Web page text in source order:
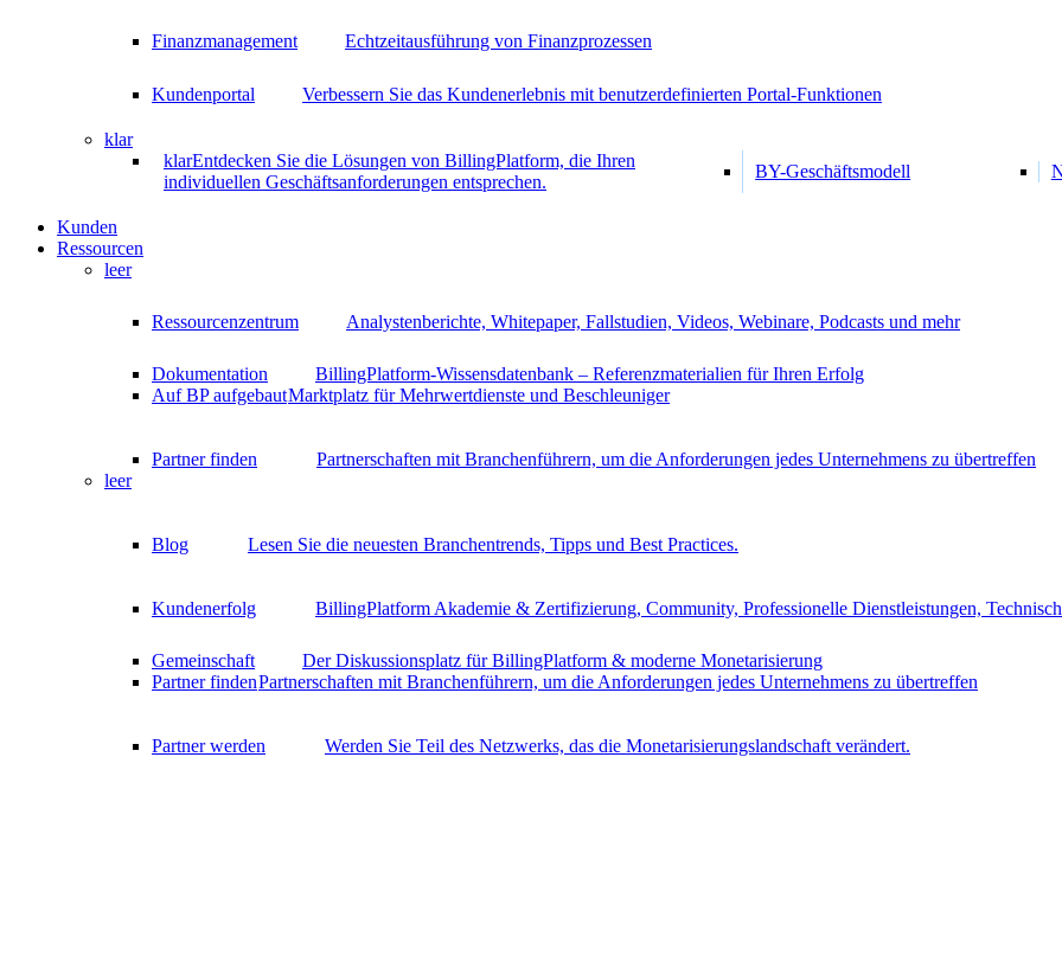
Finanzmanagement Echtzeitausführung von Finanzprozessen
Kundenportal Verbessern Sie das Kundenerlebnis mit benutzerdefinierten Portal-Funktionen
klar
klarEntdecken Sie die Lösungen von BillingPlatform, die Ihren
individuellen Geschäftsanforderungen entsprechen.
BY-Geschäftsmodell
Kunden
Ressourcen
leer
Ressourcenzentrum Analystenberichte, Whitepaper, Fallstudien, Videos, Webinare, Podcasts und mehr
Dokumentation
BillingPlatform-Wissensdatenbank – Referenzmaterialien für Ihren Erfolg
Auf BP aufgebautMarktplatz für Mehrwertdienste und Beschleuniger
Partner finden
Partnerschaften mit Branchenführern, um die Anforderungen jedes Unternehmens zu übertreffen
leer
Blog Lesen Sie die neuesten Branchentrends, Tipps und Best Practices.
Kundenerfolg BillingPlatform Akademie & Zertifizierung, Community, Professionelle Dienstleistungen,
Gemeinschaft
Der Diskussionsplatz für BillingPlatform & moderne Monetarisierung
Partner findenPartnerschaften mit Branchenführern, um die Anforderungen jedes Unternehmens zu übertreffen
Partner werden Werden Sie Teil des Netzwerks, das die Monetarisierungslandschaft verändert.